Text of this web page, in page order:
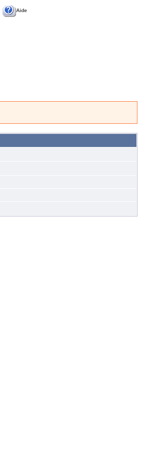
Aide